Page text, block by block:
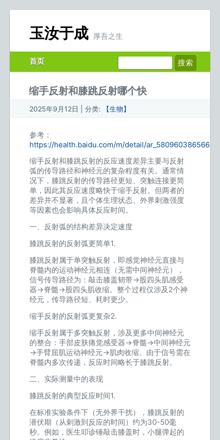
玉汝于成 厚吾之生
首页
缩手反射和膝跳反射哪个快
2025年9月12日 | 分类: 【生物】
参考：
https://health.baidu.com/m/detail/
缩手反射和膝跳反射的反应速度差异主要与反射
弧的传导路径和神经元的复杂程度有关。通常情
况下，膝跳反射的传导路径更短、突触连接更简
单，因此其反应速度略快于缩手反射。但两者的
差异并不显著，且个体生理状态、外界刺激强度
等因素也会影响具体反应时间。
一、反射弧的结构差异决定速度
膝跳反射的反射弧更简单1.
膝跳反射属于单突触反射，即感觉神经元直接与
脊髓内的运动神经元相连（无需中间神经元），
信号传导路径为：敲击膝盖韧带→股四头肌感受
器→脊髓→股四头肌收缩。整个过程仅涉及2个神
经元，传导路径短、耗时更少。
缩手反射的反射弧更复杂2.
缩手反射属于多突触反射，涉及更多中间神经元
的整合：手部皮肤痛觉感受器→脊髓→中间神经元
→手臂屈肌运动神经元→肌肉收缩。由于信号需在
脊髓内多次传递，反应时间略长于膝跳反射。
二、实际测量中的表现
膝跳反射的典型反应时间1.
在标准实验条件下（无外界干扰），膝跳反射的
潜伏期（从刺激到反应的时间）约为30-50毫
秒。例如，医生叩诊锤敲击膝盖时，小腿弹起的